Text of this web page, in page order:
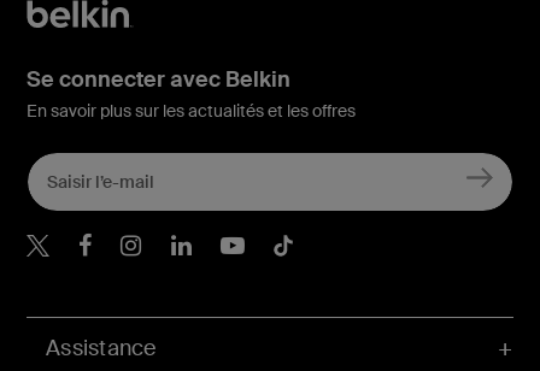
Assistance
Se connecter avec Belkin
En savoir plus sur les actualités et les offres
Belkin Twitter
Belkin Facebook
Belkin Instagram
Belkin LinkedIn
Belkin Youtube
Belkin TikTok